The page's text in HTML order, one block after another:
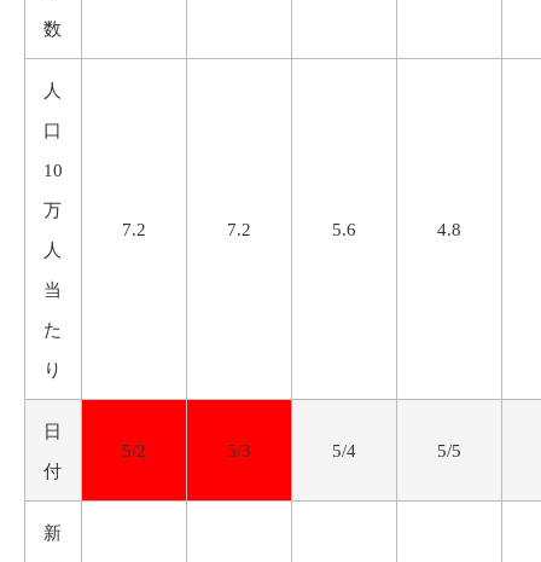
数
人
口
10
万
人
当
た
り
7.2 7.2 5.6 4.8
日
付
5/2 5/3 5/4 5/5
新